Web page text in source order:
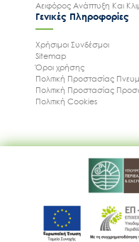
Αειφόρος Ανάπτυξη Και
Γενικές Πληροφορίες
Χρήσιμοι Συνδέσμοι
Sitemap
Όροι χρήσης
Πολιτική Προστασίας
Πολιτική Προστασίας
Πολιτική Cookies